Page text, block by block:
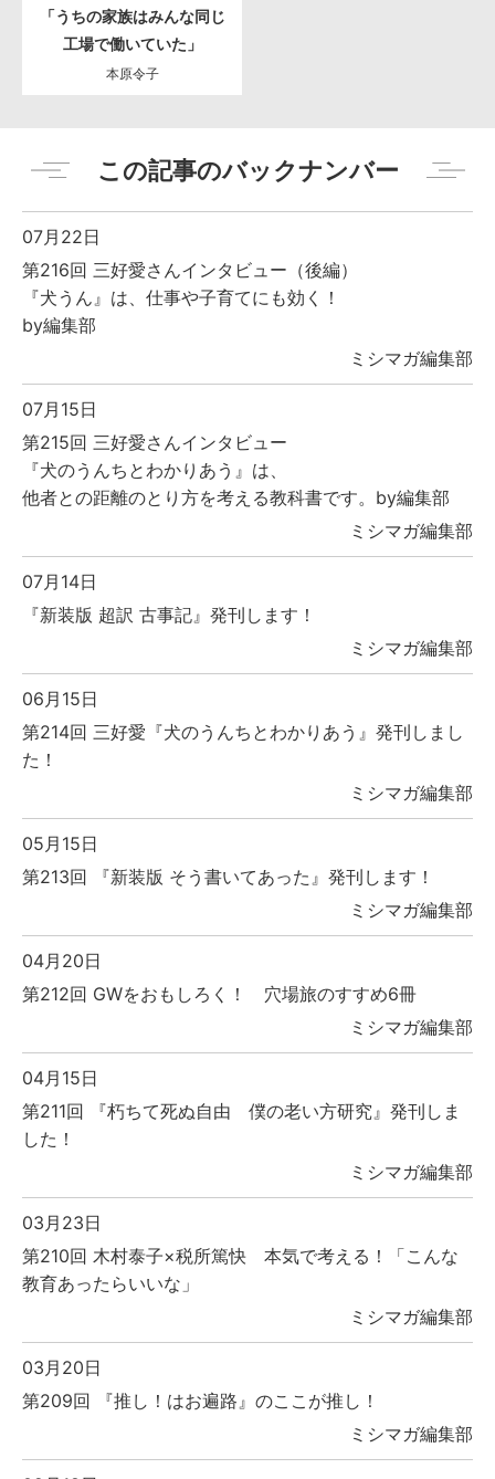
「うちの家族はみんな同じ
工場で働いていた」
本原令子
この記事のバックナンバー
07月22日
第216回 三好愛さんインタビュー（後編）
『犬うん』は、仕事や子育てにも効く！
by編集部
ミシマガ編集部
07月15日
第215回 三好愛さんインタビュー
『犬のうんちとわかりあう』は、
他者との距離のとり方を考える教科書です。by編集部
ミシマガ編集部
07月14日
『新装版 超訳 古事記』発刊します！
ミシマガ編集部
06月15日
第214回 三好愛『犬のうんちとわかりあう』発刊しまし
た！
ミシマガ編集部
05月15日
第213回 『新装版 そう書いてあった』発刊します！
ミシマガ編集部
04月20日
第212回 GWをおもしろく！ 穴場旅のすすめ6冊
ミシマガ編集部
04月15日
第211回 『朽ちて死ぬ自由 僕の老い方研究』発刊しま
した！
ミシマガ編集部
03月23日
第210回 木村泰子×税所篤快 本気で考える！「こんな
教育あったらいいな」
ミシマガ編集部
03月20日
第209回 『推し！はお遍路』のここが推し！
ミシマガ編集部